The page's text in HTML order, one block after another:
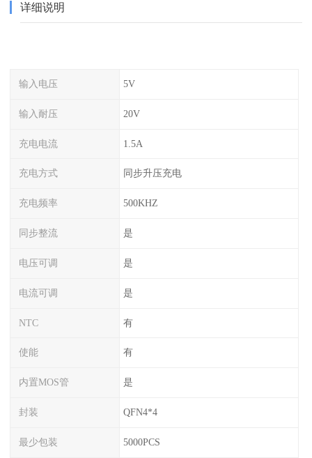
详细说明
输入电压 5V
输入耐压 20V
充电电流 1.5A
充电方式 同步升压充电
充电频率 500KHZ
同步整流 是
电压可调 是
电流可调 是
NTC 有
使能 有
内置MOS管 是
封装 QFN4*4
最少包装 5000PCS